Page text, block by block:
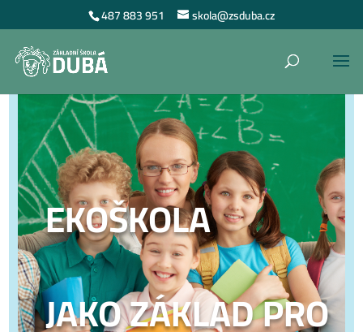
487 883 951 skola@zsduba.cz
EKOŠKOLA
JAKO ZÁKLAD PRO